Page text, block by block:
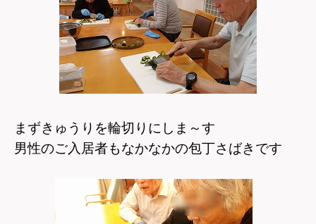
まずきゅうりを輪切りにしま～す
男性のご入居者もなかなかの包丁さばきです